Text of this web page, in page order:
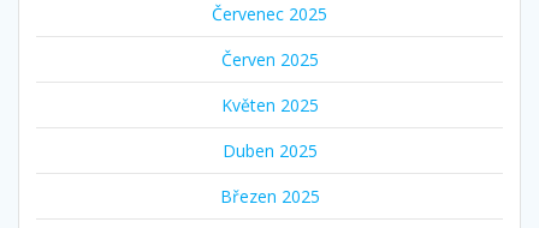
Červenec 2025
Červen 2025
Květen 2025
Duben 2025
Březen 2025